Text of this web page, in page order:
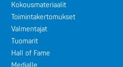
Kokousmateriaalit
Toimintakertomukset
Valmentajat
Tuomarit
Hall of Fame